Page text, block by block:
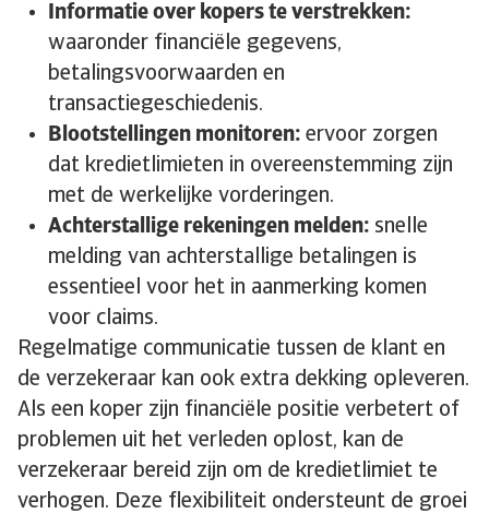
Informatie over kopers te verstrekken:
waaronder financiële gegevens,
betalingsvoorwaarden en
transactiegeschiedenis.
Blootstellingen monitoren: ervoor zorgen
dat kredietlimieten in overeenstemming zijn
met de werkelijke vorderingen.
Achterstallige rekeningen melden: snelle
melding van achterstallige betalingen is
essentieel voor het in aanmerking komen
voor claims.
Regelmatige communicatie tussen de klant en
de verzekeraar kan ook extra dekking opleveren.
Als een koper zijn financiële positie verbetert of
problemen uit het verleden oplost, kan de
verzekeraar bereid zijn om de kredietlimiet te
verhogen. Deze flexibiliteit ondersteunt de groei